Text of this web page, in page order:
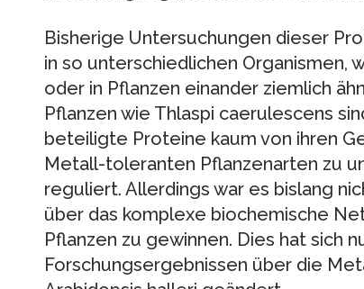
Bisherige Untersuchungen dieser
in so unterschiedlichen Organismen,
oder in Pflanzen einander ziemlich
Pflanzen wie Thlaspi caerulescens
beteiligte Proteine kaum von ihren
Metall-toleranten Pflanzenarten zu
reguliert. Allerdings war es bislang
über das komplexe biochemische
Pflanzen zu gewinnen. Dies hat sich
Forschungsergebnissen über die